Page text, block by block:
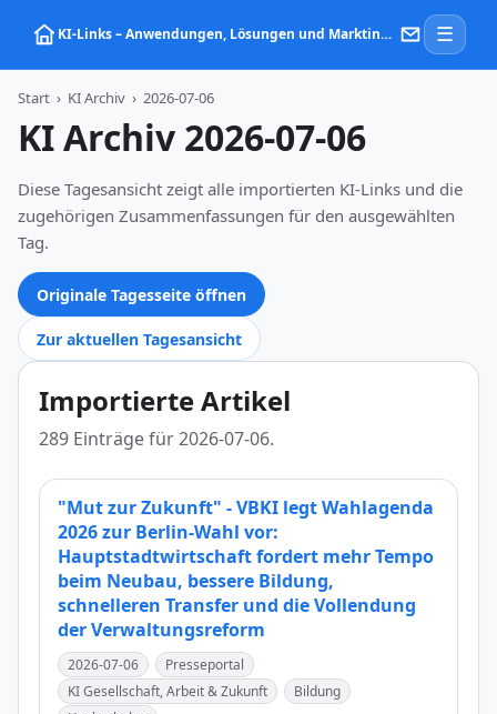
KI‑Links – Anwendungen, Lösungen und Marktinformationen zu Künstlicher Intelligenz ☰
Start › KI Archiv › 2026-07-06
KI Archiv 2026-07-06
Diese Tagesansicht zeigt alle importierten KI-Links und die
zugehörigen Zusammenfassungen für den ausgewählten
Tag.
Originale Tagesseite öffnen
Zur aktuellen Tagesansicht
Importierte Artikel
289 Einträge für 2026-07-06.
"Mut zur Zukunft" - VBKI legt Wahlagenda
2026 zur Berlin-Wahl vor:
Hauptstadtwirtschaft fordert mehr Tempo
beim Neubau, bessere Bildung,
schnelleren Transfer und die Vollendung
der Verwaltungsreform
2026-07-06
Presseportal
KI Gesellschaft, Arbeit & Zukunft
Bildung